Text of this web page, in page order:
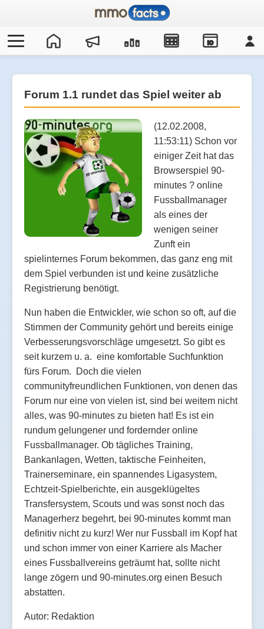
IO
Forum 1.1 rundet das Spiel weiter ab
(12.02.2008,
11:53:11) Schon vor
einiger Zeit hat das
Browserspiel 90-
minutes ? online
Fussballmanager
als eines der
wenigen seiner
Zunft ein
spielinternes Forum bekommen, das ganz eng mit
dem Spiel verbunden ist und keine zusätzliche
Registrierung benötigt.
Nun haben die Entwickler, wie schon so oft, auf die
Stimmen der Community gehört und bereits einige
Verbesserungsvorschläge umgesetzt. So gibt es
seit kurzem u. a. eine komfortable Suchfunktion
fürs Forum. Doch die vielen
communityfreundlichen Funktionen, von denen das
Forum nur eine von vielen ist, sind bei weitem nicht
alles, was 90-minutes zu bieten hat! Es ist ein
rundum gelungener und fordernder online
Fussballmanager. Ob tägliches Training,
Bankanlagen, Wetten, taktische Feinheiten,
Trainerseminare, ein spannendes Ligasystem,
Echtzeit-Spielberichte, ein ausgeklügeltes
Transfersystem, Scouts und was sonst noch das
Managerherz begehrt, bei 90-minutes kommt man
definitiv nicht zu kurz! Wer nur Fussball im Kopf hat
und schon immer von einer Karriere als Macher
eines Fussballvereins geträumt hat, sollte nicht
lange zögern und 90-minutes.org einen Besuch
abstatten.
Autor: Redaktion